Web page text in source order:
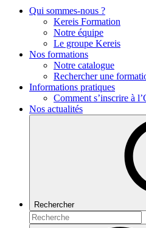
Qui sommes-nous ?
Kereis Formation
Notre équipe
Le groupe Kereis
Nos formations
Notre catalogue
Rechercher une
Informations pratiques
Comment s’inscrire à
Nos actualités
Rechercher